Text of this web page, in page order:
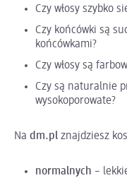
Czy włosy szybko
Czy końcówki są
końcówkami?
Czy włosy są
Czy są naturalnie
wysokoporowate?
Na dm.pl znajdziesz
normalnych –